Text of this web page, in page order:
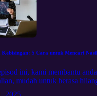
Kebisingan: 5 Cara untuk Mencari
ini, kami membantu
mudah untuk berasa
menumpukan pada
2025